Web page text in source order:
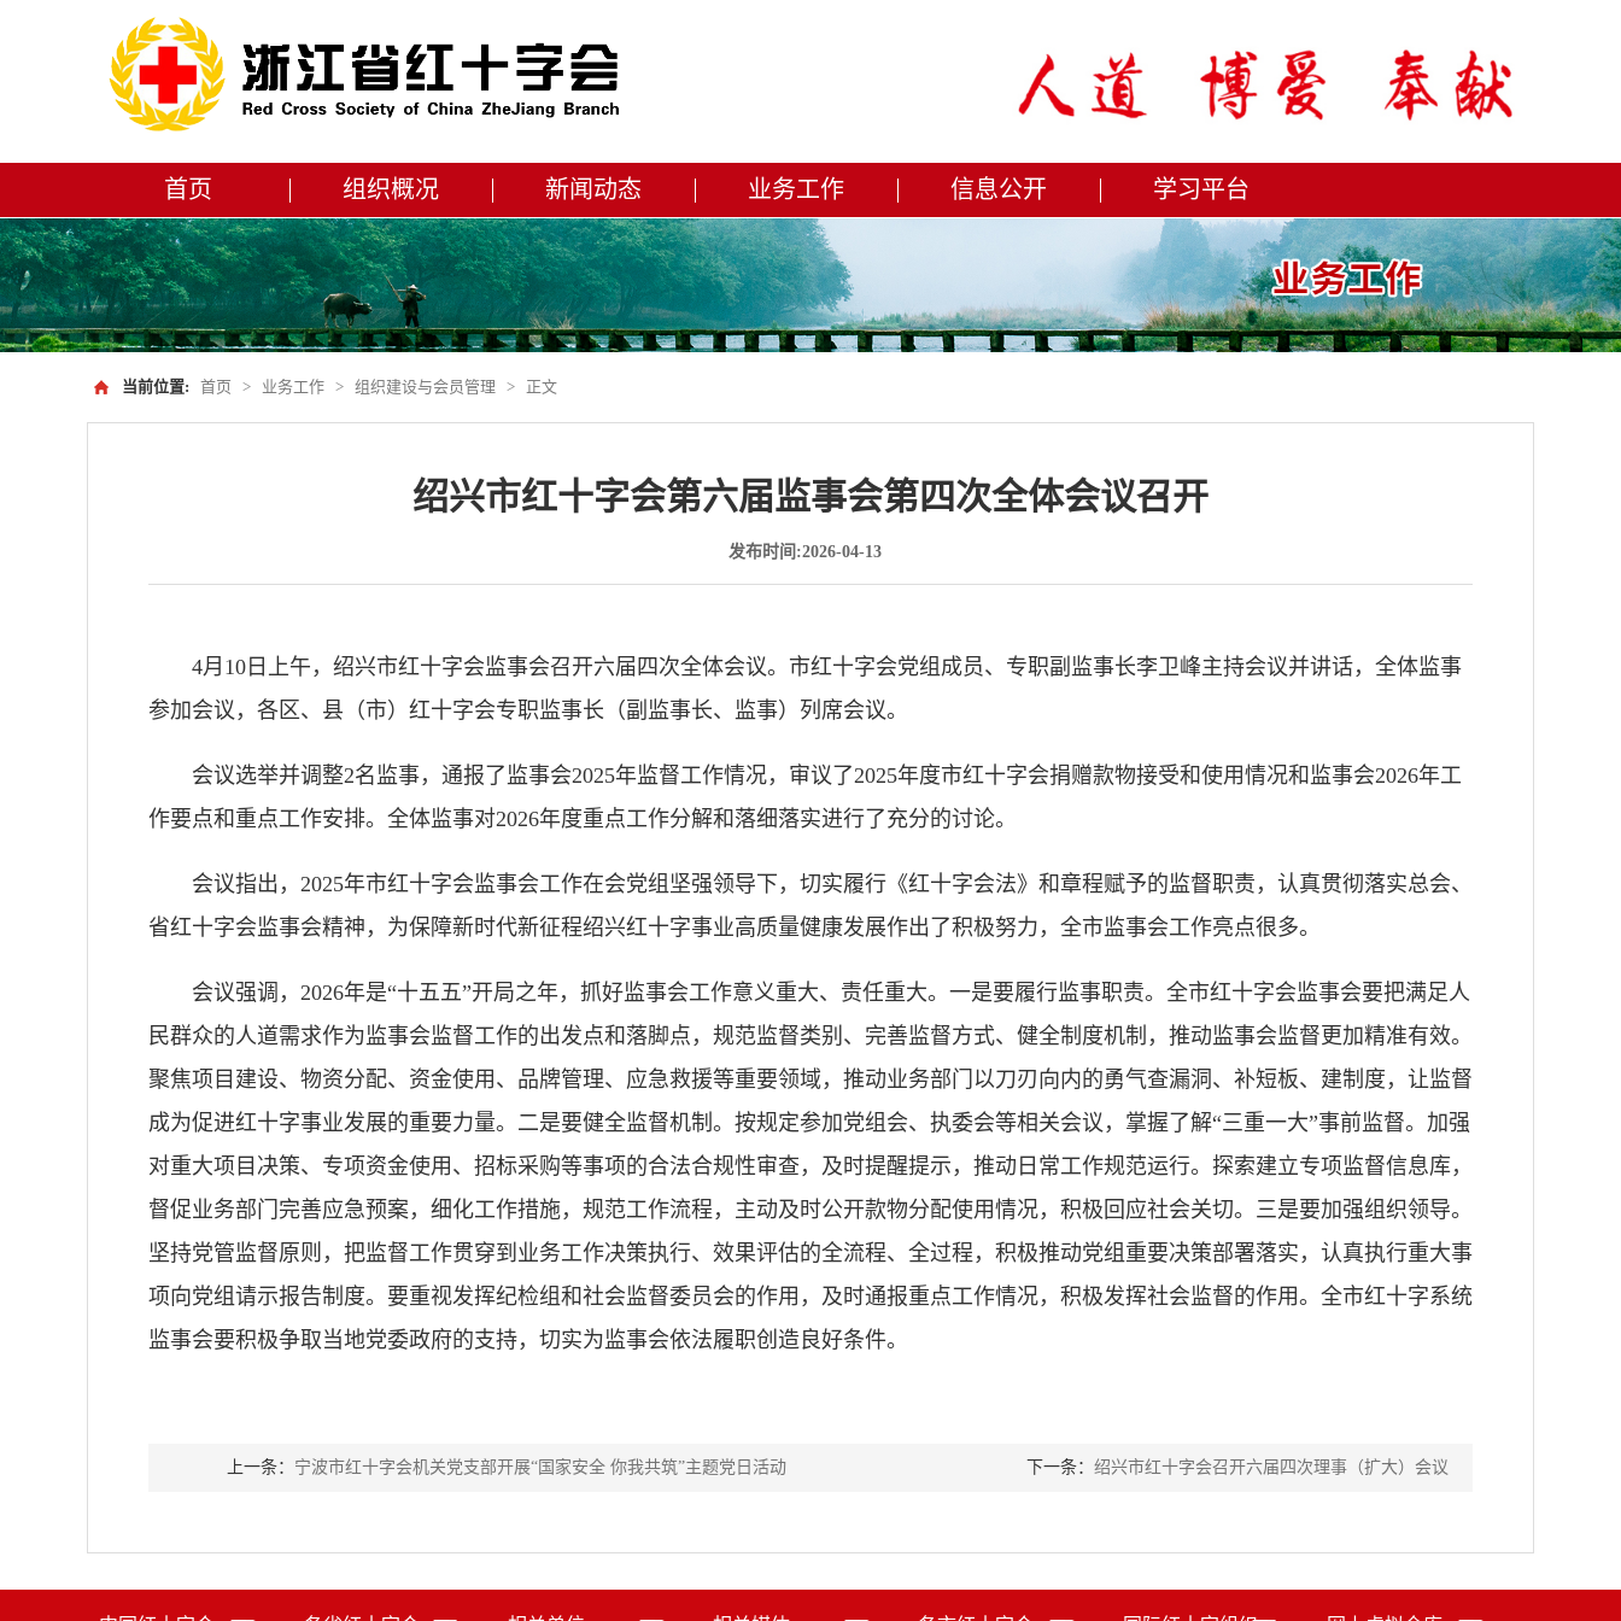
首页 组织概况 新闻动态 业务工作 信息公开 学习平台
当前位置: 首页 > 业务工作 > 组织建设与会员管理 > 正文
绍兴市红十字会第六届监事会第四次全体会议召开
发布时间:2026-04-13
4月10日上午，绍兴市红十字会监事会召开六届四次全体会议。市红十字会党组成员、专职副监事长李卫峰主持会议并讲话，全体监事
参加会议，各区、县（市）红十字会专职监事长（副监事长、监事）列席会议。
会议选举并调整2名监事，通报了监事会2025年监督工作情况，审议了2025年度市红十字会捐赠款物接受和使用情况和监事会2026年工
作要点和重点工作安排。全体监事对2026年度重点工作分解和落细落实进行了充分的讨论。
会议指出，2025年市红十字会监事会工作在会党组坚强领导下，切实履行《红十字会法》和章程赋予的监督职责，认真贯彻落实总会、
省红十字会监事会精神，为保障新时代新征程绍兴红十字事业高质量健康发展作出了积极努力，全市监事会工作亮点很多。
会议强调，2026年是“十五五”开局之年，抓好监事会工作意义重大、责任重大。一是要履行监事职责。全市红十字会监事会要把满足人
民群众的人道需求作为监事会监督工作的出发点和落脚点，规范监督类别、完善监督方式、健全制度机制，推动监事会监督更加精准有效。
聚焦项目建设、物资分配、资金使用、品牌管理、应急救援等重要领域，推动业务部门以刀刃向内的勇气查漏洞、补短板、建制度，让监督
成为促进红十字事业发展的重要力量。二是要健全监督机制。按规定参加党组会、执委会等相关会议，掌握了解“三重一大”事前监督。加强
对重大项目决策、专项资金使用、招标采购等事项的合法合规性审查，及时提醒提示，推动日常工作规范运行。探索建立专项监督信息库，
督促业务部门完善应急预案，细化工作措施，规范工作流程，主动及时公开款物分配使用情况，积极回应社会关切。三是要加强组织领导。
坚持党管监督原则，把监督工作贯穿到业务工作决策执行、效果评估的全流程、全过程，积极推动党组重要决策部署落实，认真执行重大事
项向党组请示报告制度。要重视发挥纪检组和社会监督委员会的作用，及时通报重点工作情况，积极发挥社会监督的作用。全市红十字系统
监事会要积极争取当地党委政府的支持，切实为监事会依法履职创造良好条件。
上一条： 宁波市红十字会机关党支部开展“国家安全 你我共筑”主题党日活动 下一条： 绍兴市红十字会召开六届四次理事（扩大）会议